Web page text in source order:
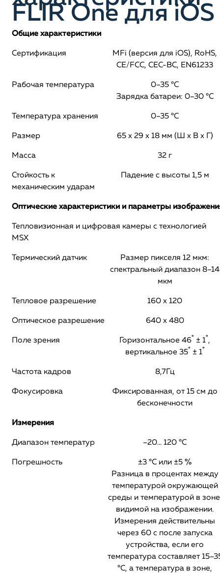
FLIR One для iOS
Общие характеристики
Сертификация
MFi (версия для iOS), RoHS,
CE/FCC, CEC-BC, EN61233
Рабочая температура
0–35 °C
Зарядка батареи: 0–30 °C
Температура хранения 0–35 °C
Размер 65 x 29 x 18 мм (Ш x В x Г)
Масса 32 г
Стойкость к
механическим ударам
Падение с высоты 1,5 м
Оптические характеристики и параметры
Тепловизионная и цифровая камеры с технологией
MSX
Термический датчик
Размер пикселя 12 мкм:
спектральный диапазон 8–14
мкм
Тепловое разрешение 160 x 120
Оптическое разрешение 640 x 480
Поле зрения
Горизонтальное 46˚ ± 1˚,
вертикальное 35˚ ± 1˚
Частота кадров 8,7Гц
Фокусировка
Фиксированная, от 15 см до
бесконечности
Измерения
Диапазон температур –20... 120 °C
Погрешность
±3 °C или ±5 %
Разница в процентах между
температурой окружающей
среды и температурой в
видимой на изображении.
Измерения действительны
через 60 с после запуска
устройства, если его
температура составляет
°C, а температура в зоне,